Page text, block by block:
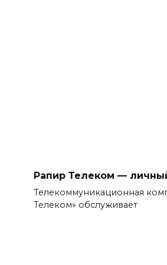
Рапир Телеком —
Телекоммуникационная
Телеком» обслуживает